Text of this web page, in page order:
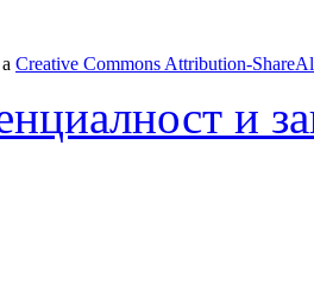
Creative Commons Attribution-
и